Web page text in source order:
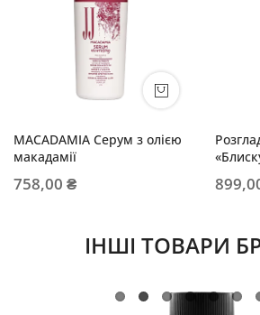
MACADAMIA Серум з олією
макадамії
758,00 ₴
ІНШІ ТОВАРИ